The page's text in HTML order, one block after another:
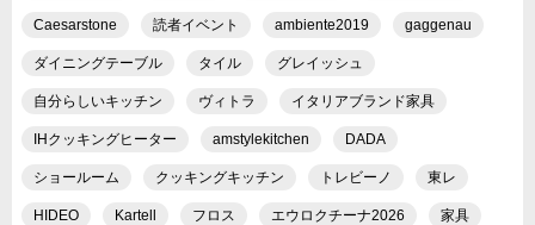
Caesarstone 読者イベント ambiente2019 gaggenau
ダイニングテーブル タイル グレイッシュ
自分らしいキッチン ヴィトラ イタリアブランド家具
IHクッキングヒーター amstylekitchen DADA
ショールーム クッキングキッチン トレビーノ 東レ
HIDEO Kartell フロス エウロクチーナ2026 家具